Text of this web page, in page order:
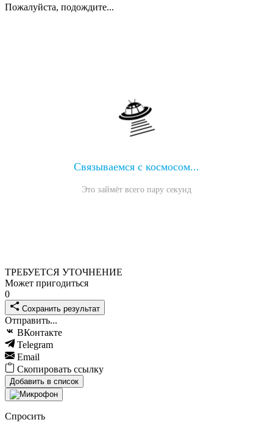
Пожалуйста, подождите...
🛸
Связываемся с космосом...
Это займёт всего пару секунд
ТРЕБУЕТСЯ УТОЧНЕНИЕ
Может пригодиться
0
Сохранить результат
Отправить...
ВКонтакте
Telegram
Email
Скопировать ссылку
Добавить в список
Спросить